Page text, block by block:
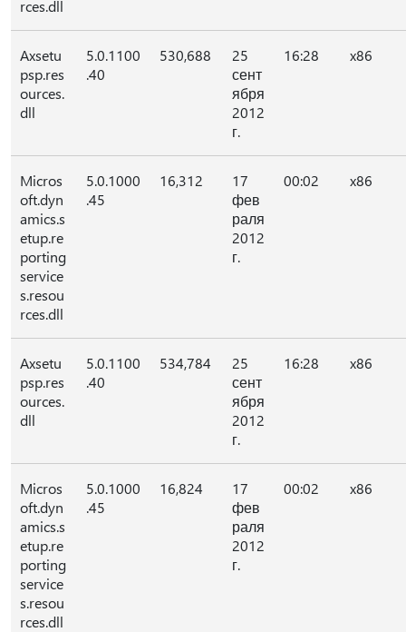
rces.dll
Axsetu
psp.res
ources.
dll
5.0.1100
.40
530,688
25
сент
ября
2012
г.
16:28 x86
Micros
oft.dyn
amics.s
etup.re
porting
service
s.resou
rces.dll
5.0.1000
.45
16,312
17
фев
раля
2012
г.
00:02 x86
Axsetu
psp.res
ources.
dll
5.0.1100
.40
534,784
25
сент
ября
2012
г.
16:28 x86
Micros
oft.dyn
amics.s
etup.re
porting
service
s.resou
rces.dll
5.0.1000
.45
16,824
17
фев
раля
2012
г.
00:02 x86